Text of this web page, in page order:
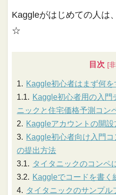
Kaggleがはじめての人は
☆
目次
Kaggle初心者はまず何を
Kaggle初心者用の入門
ニックと住宅価格予測コン
Kaggleアカウントの開設
Kaggle初心者向け入門
の提出方法
タイタニックのコンペ
Kaggleでコードを書く
タイタニックのサンプ